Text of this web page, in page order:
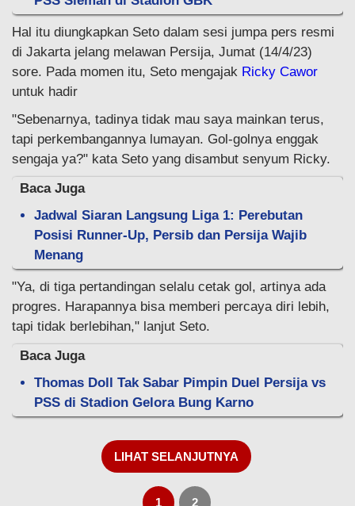
Hal itu diungkapkan Seto dalam sesi jumpa pers resmi
di Jakarta jelang melawan Persija, Jumat (14/4/23)
sore. Pada momen itu, Seto mengajak Ricky Cawor
untuk hadir
"Sebenarnya, tadinya tidak mau saya mainkan terus,
tapi perkembangannya lumayan. Gol-golnya enggak
sengaja ya?" kata Seto yang disambut senyum Ricky.
Baca Juga
Jadwal Siaran Langsung Liga 1: Perebutan
Posisi Runner-Up, Persib dan Persija Wajib
Menang
"Ya, di tiga pertandingan selalu cetak gol, artinya ada
progres. Harapannya bisa memberi percaya diri lebih,
tapi tidak berlebihan," lanjut Seto.
Baca Juga
Thomas Doll Tak Sabar Pimpin Duel Persija vs
PSS di Stadion Gelora Bung Karno
LIHAT SELANJUTNYA
1 2